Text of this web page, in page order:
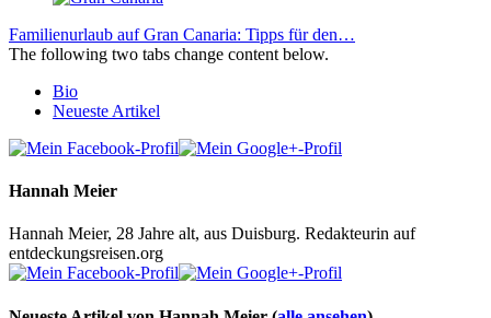
Familienurlaub auf Gran Canaria: Tipps für den…
The following two tabs change content below.
Bio
Neueste Artikel
Hannah Meier
Hannah Meier, 28 Jahre alt, aus Duisburg. Redakteurin auf
entdeckungsreisen.org